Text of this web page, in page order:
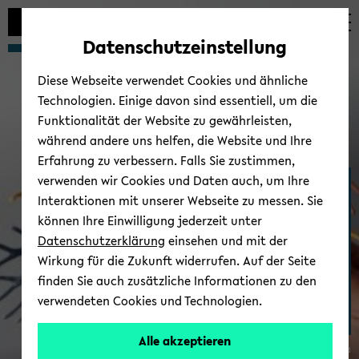
Automatische
vermeiden
zum
wechseln
zum
wechseln
zum
wechseln
Bio­sta­tis­tik und Me­di­zi­ni­
sche Bio­me­trie
© Uni­ver­si­tät Bie­le­feld
Datenschutzeinstellung
Diese Webseite verwendet Cookies und ähnliche
Technologien. Einige davon sind essentiell, um die
Funktionalität der Website zu gewährleisten,
während andere uns helfen, die Website und Ihre
Erfahrung zu verbessern. Falls Sie zustimmen,
verwenden wir Cookies und Daten auch, um Ihre
Interaktionen mit unserer Webseite zu messen. Sie
können Ihre Einwilligung jederzeit unter
Datenschutzerklärung einsehen und mit der
Wirkung für die Zukunft widerrufen. Auf der Seite
finden Sie auch zusätzliche Informationen zu den
verwendeten Cookies und Technologien.
Alle akzeptieren